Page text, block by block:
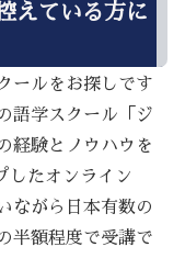
えている方に
ールをお探しです
語学スクール「ジ
経験とノウハウを
したオンライン
ながら日本有数の
半額程度で受講で